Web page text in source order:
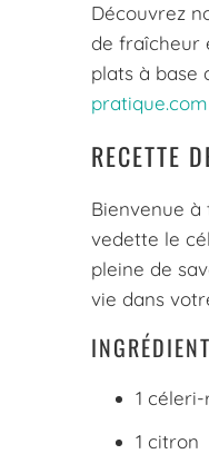
Découvrez
de fraîcheur
plats à base
pratique.com
RECETTE
Bienvenue
vedette le
pleine de
vie dans
1
1 citron